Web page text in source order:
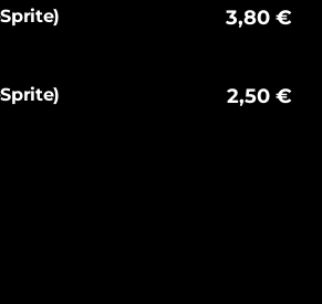
3,80 €
2,50 €